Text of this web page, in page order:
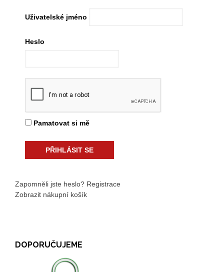
Uživatelské jméno
Heslo
Pamatovat si mě
Zapomněli jste heslo? Registrace
Zobrazit nákupní košík
DOPORUČUJEME